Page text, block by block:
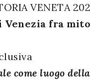
VENETA
fra
come luogo della